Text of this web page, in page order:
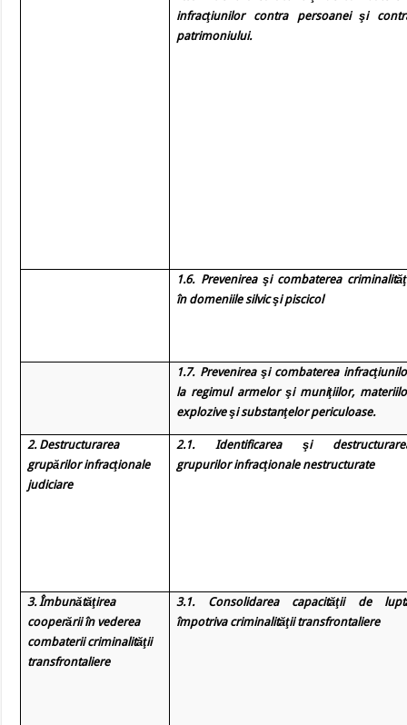
infracţiunilor contra persoanei şi
patrimoniului.
1.6. Prevenirea şi combaterea
în domeniile silvic şi piscicol
1.7. Prevenirea şi combaterea
la regimul armelor şi muniţiilor,
explozive şi substanţelor periculoase.
2. Destructurarea
grupărilor infracţionale
judiciare
2.1. Identificarea şi
grupurilor infracţionale nestructurate
3. Îmbunătăţirea
cooperării în vederea
combaterii criminalităţii
transfrontaliere
3.1. Consolidarea capacităţii de
împotriva criminalităţii transfrontaliere